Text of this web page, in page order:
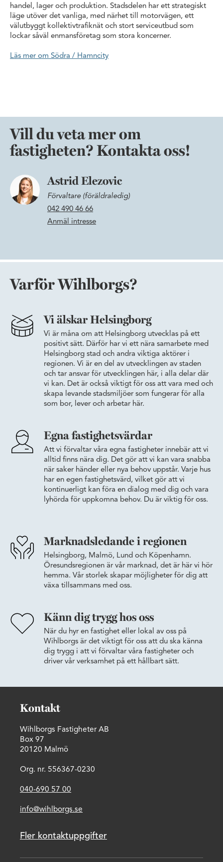
handel, lager och produktion. Stadsdelen har ett strategiskt
läge utöver det vanliga, med närhet till motorvägen, ett
välutbyggt kollektivtrafiknät och stort serviceutbud som
lockar såväl enmansföretag som stora koncerner.
Läs mer om Södra / Hamncity
Vill du veta mer om
fastigheten? Kontakta oss!
Astrid Elezovic
Förvaltare (föräldraledig)
042 490 46 66
Anmäl intresse
Varför Wihlborgs?
Vi älskar Helsingborg
Vi är måna om att Helsingborg utvecklas på ett
positivt sätt. Därför har vi ett nära samarbete med
Helsingborg stad och andra viktiga aktörer i
regionen. Vi är en del av utvecklingen av staden
och tar ansvar för utvecklingen här, i alla delar där
vi kan. Det är också viktigt för oss att vara med och
skapa levande stadsmiljöer som fungerar för alla
som bor, lever och arbetar här.
Egna fastighetsvärdar
Att vi förvaltar våra egna fastigheter innebär att vi
alltid finns nära dig. Det gör att vi kan vara snabba
när saker händer eller nya behov uppstår. Varje hus
har en egen fastighetsvärd, vilket gör att vi
kontinuerligt kan föra en dialog med dig och vara
lyhörda för uppkomna behov. Du är viktig för oss.
Marknadsledande i regionen
Helsingborg, Malmö, Lund och Köpenhamn.
Öresundsregionen är vår marknad, det är här vi hör
hemma. Vår storlek skapar möjligheter för dig att
växa tillsammans med oss.
Känn dig trygg hos oss
När du hyr en fastighet eller lokal av oss på
Wihlborgs är det viktigt för oss att du ska känna
dig trygg i att vi förvaltar våra fastigheter och
driver vår verksamhet på ett hållbart sätt.
Kontakt
Wihlborgs Fastigheter AB
Box 97
20120 Malmö
Org. nr. 556367-0230
040-690 57 00
info@wihlborgs.se
Fler kontaktuppgifter